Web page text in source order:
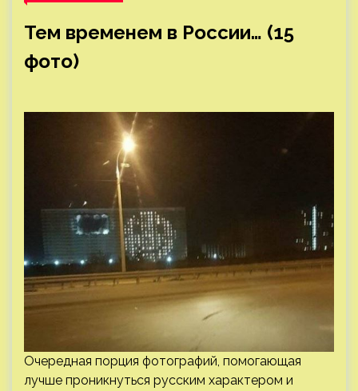
Тем временем в России… (15
фото)
Очередная порция фотографий, помогающая
лучше проникнуться русским характером и